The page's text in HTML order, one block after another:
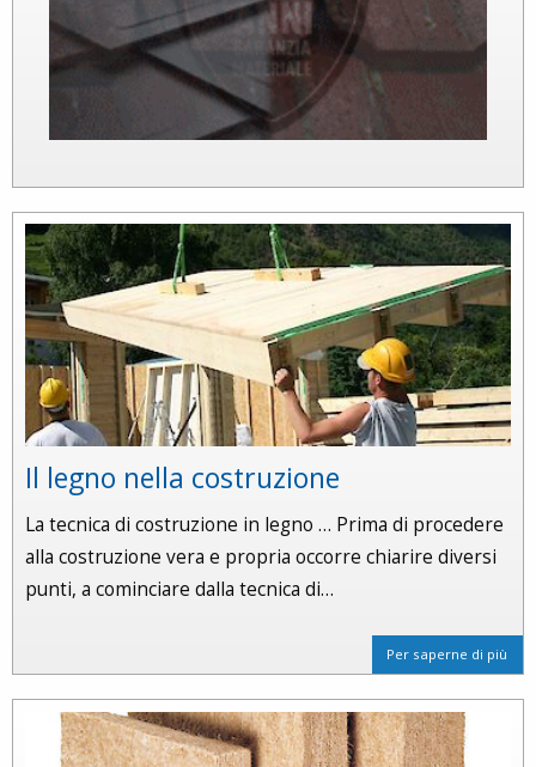
Il legno nella costruzione
La tecnica di costruzione in legno … Prima di procedere
alla costruzione vera e propria occorre chiarire diversi
punti, a cominciare dalla tecnica di…
Per saperne di più